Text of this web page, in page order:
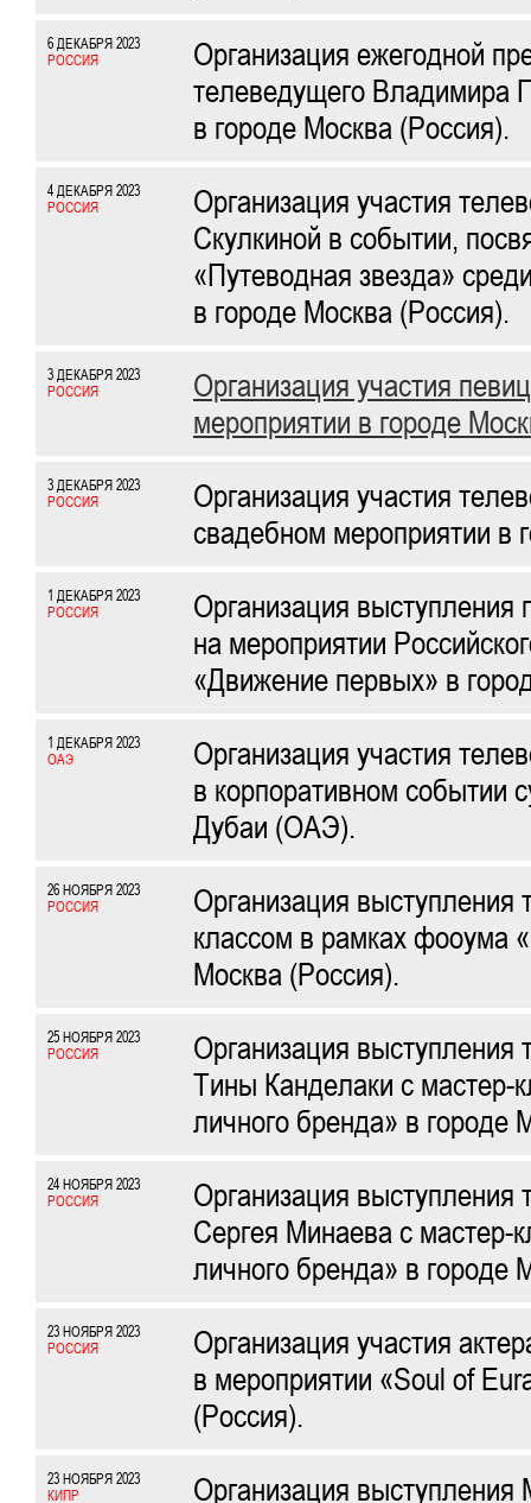
6 ДЕКАБРЯ 2023
РОССИЯ
Организация ежегодной
телеведущего Владимира
в городе Москва (Россия).
4 ДЕКАБРЯ 2023
РОССИЯ
Организация участия
Скулкиной в событии,
«Путеводная звезда»
в городе Москва (Россия).
3 ДЕКАБРЯ 2023
РОССИЯ
Организация участия
мероприятии в городе
3 ДЕКАБРЯ 2023
РОССИЯ
Организация участия
свадебном мероприятии в
1 ДЕКАБРЯ 2023
РОССИЯ
Организация выступления
на мероприятии
«Движение первых» в
1 ДЕКАБРЯ 2023
ОАЭ
Организация участия
в корпоративном событии
Дубаи (ОАЭ).
26 НОЯБРЯ 2023
РОССИЯ
Организация
классом в рамках фооума
Москва (Россия).
25 НОЯБРЯ 2023
РОССИЯ
Организация
Тины Канделаки с мастер-
личного бренда» в городе
24 НОЯБРЯ 2023
РОССИЯ
Организация
Сергея Минаева с мастер-
личного бренда» в городе
23 НОЯБРЯ 2023
РОССИЯ
Организация участия
в мероприятии «Soul of
(Россия).
23 НОЯБРЯ 2023
КИПР
Организация выступления